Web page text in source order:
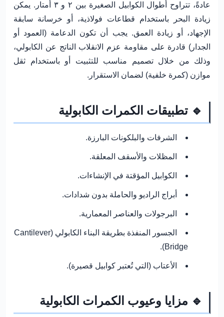
عادةً، تتراوح أطوال الكوابيل الصغيرة بين ٢ و ٣ أمتار. يمكن
زيادة البحر باستخدام قطاعات فولاذية، أو خرسانة سابقة
الإجهاد، أو زيادة العمق. يجب أن تكون الدعامة (العمود أو
الجدار) قادرة على مقاومة عزم الانقلاب الناتج عن الكابولي،
وذلك من خلال تصميم مناسب للتثبيت أو باستخدام ثقل
موازن (كمرة خلفية) لضمان الاستقرار.
🔹 تطبيقات الكمرات الكابولية
الشرفات والبلكونات البارزة.
المظلات والأسقف المعلقة.
الكوابيل المؤقتة في الإنشاءات.
أبراج الراديو والحاملة بدون شدادات.
البرجولات والعناصر المعمارية.
الجسور المنفذة بطريقة البناء الكابولي (Cantilever
Bridge).
الأعتاب (التي تُعتبر كوابيل قصيرة).
🔹 مزايا وعيوب الكمرات الكابولية